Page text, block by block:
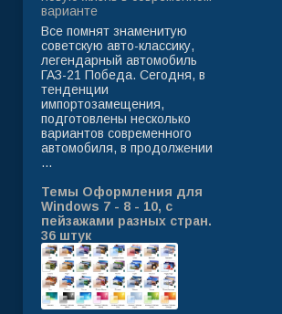
Все помнят знаменитую
советскую авто-классику,
легендарный автомобиль
ГАЗ-21 Победа. Сегодня, в
тенденции
импортозамещения,
подготовлены несколько
вариантов современного
автомобиля, в продолжении
...
Темы Оформления для
Windows 7 - 8 - 10, с
пейзажами разных стран.
36 штук